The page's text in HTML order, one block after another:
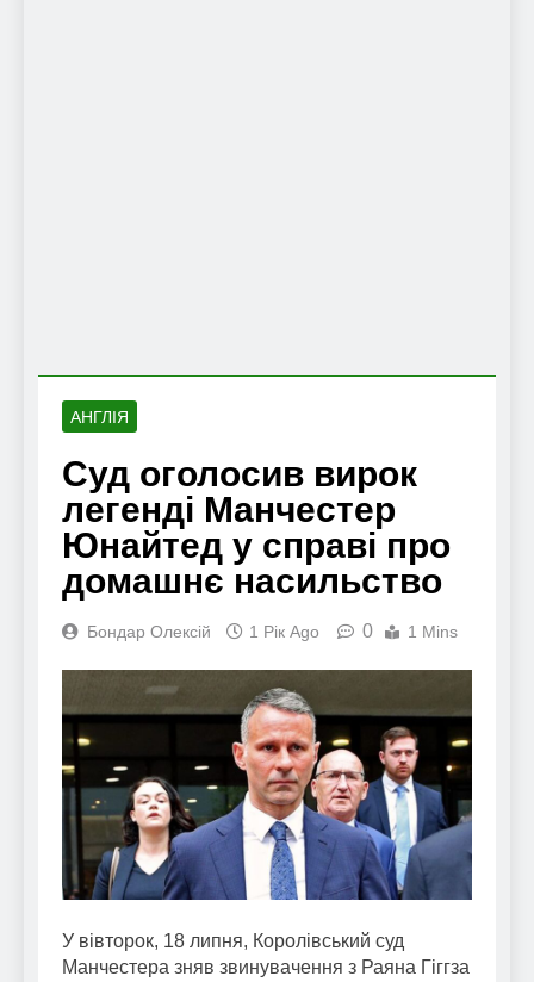
АНГЛІЯ
Суд оголосив вирок
легенді Манчестер
Юнайтед у справі про
домашнє насильство
Бондар Олексій 1 Рік Ago 0 1 Mins
У вівторок, 18 липня, Королівський суд
Манчестера зняв звинувачення з Раяна Гіггза